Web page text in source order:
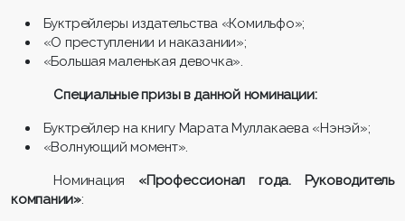
Буктрейлеры издательства «Комильфо»;
«О преступлении и наказании»;
«Большая маленькая девочка».
Специальные призы в данной номинации:
Буктрейлер на книгу Марата Муллакаева «Нэнэй»;
«Волнующий момент».
Номинация «Профессионал года. Руководитель
компании»: